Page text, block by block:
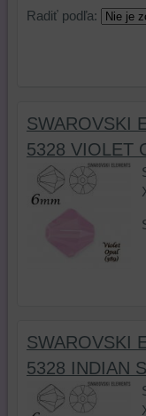
Radiť podľa:
SWAROVSKI
5328 VIOLET
SWAROVSKI
5328 INDIAN